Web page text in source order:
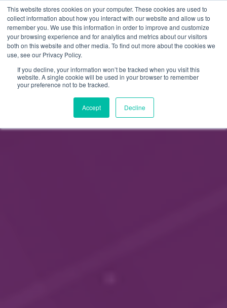
This website stores cookies on your computer. These cookies are used to
collect information about how you interact with our website and allow us to
remember you. We use this information in order to improve and customize
your browsing experience and for analytics and metrics about our visitors
both on this website and other media. To find out more about the cookies we
use, see our Privacy Policy.
If you decline, your information won’t be tracked when you visit this
website. A single cookie will be used in your browser to remember
your preference not to be tracked.
Accept Decline
FI
EN